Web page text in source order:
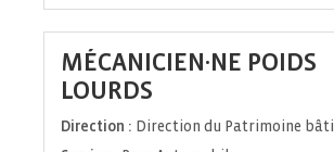
MÉCANICIEN·NE POIDS
LOURDS
fenêtre)
Direction : Direction du Patrimoine bâti